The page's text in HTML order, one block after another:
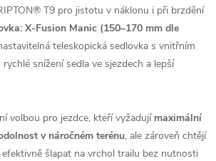
T9 pro jistotu v náklonu i při brzdění
X-Fusion Manic (150–170 mm dle
teleskopická sedlovka s vnitřním
snížení sedla ve sjezdech a lepší
volbou pro jezdce, kteří vyžadují maximální
v náročném terénu, ale zároveň chtějí
šlapat na vrchol trailu bez nutnosti